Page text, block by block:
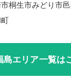
桐生市みどり市
島エリア一覧は